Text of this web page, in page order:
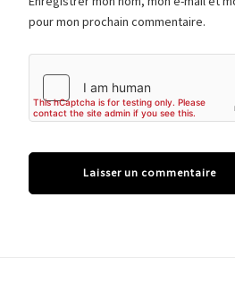
pour mon prochain commentaire.